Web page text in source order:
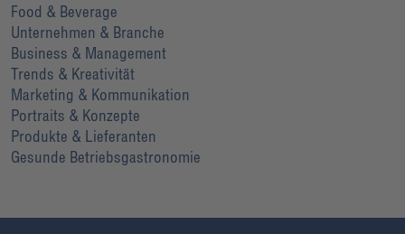
Food & Beverage
Unternehmen & Branche
Business & Management
Trends & Kreativität
Marketing & Kommunikation
Portraits & Konzepte
Produkte & Lieferanten
Gesunde Betriebsgastronomie